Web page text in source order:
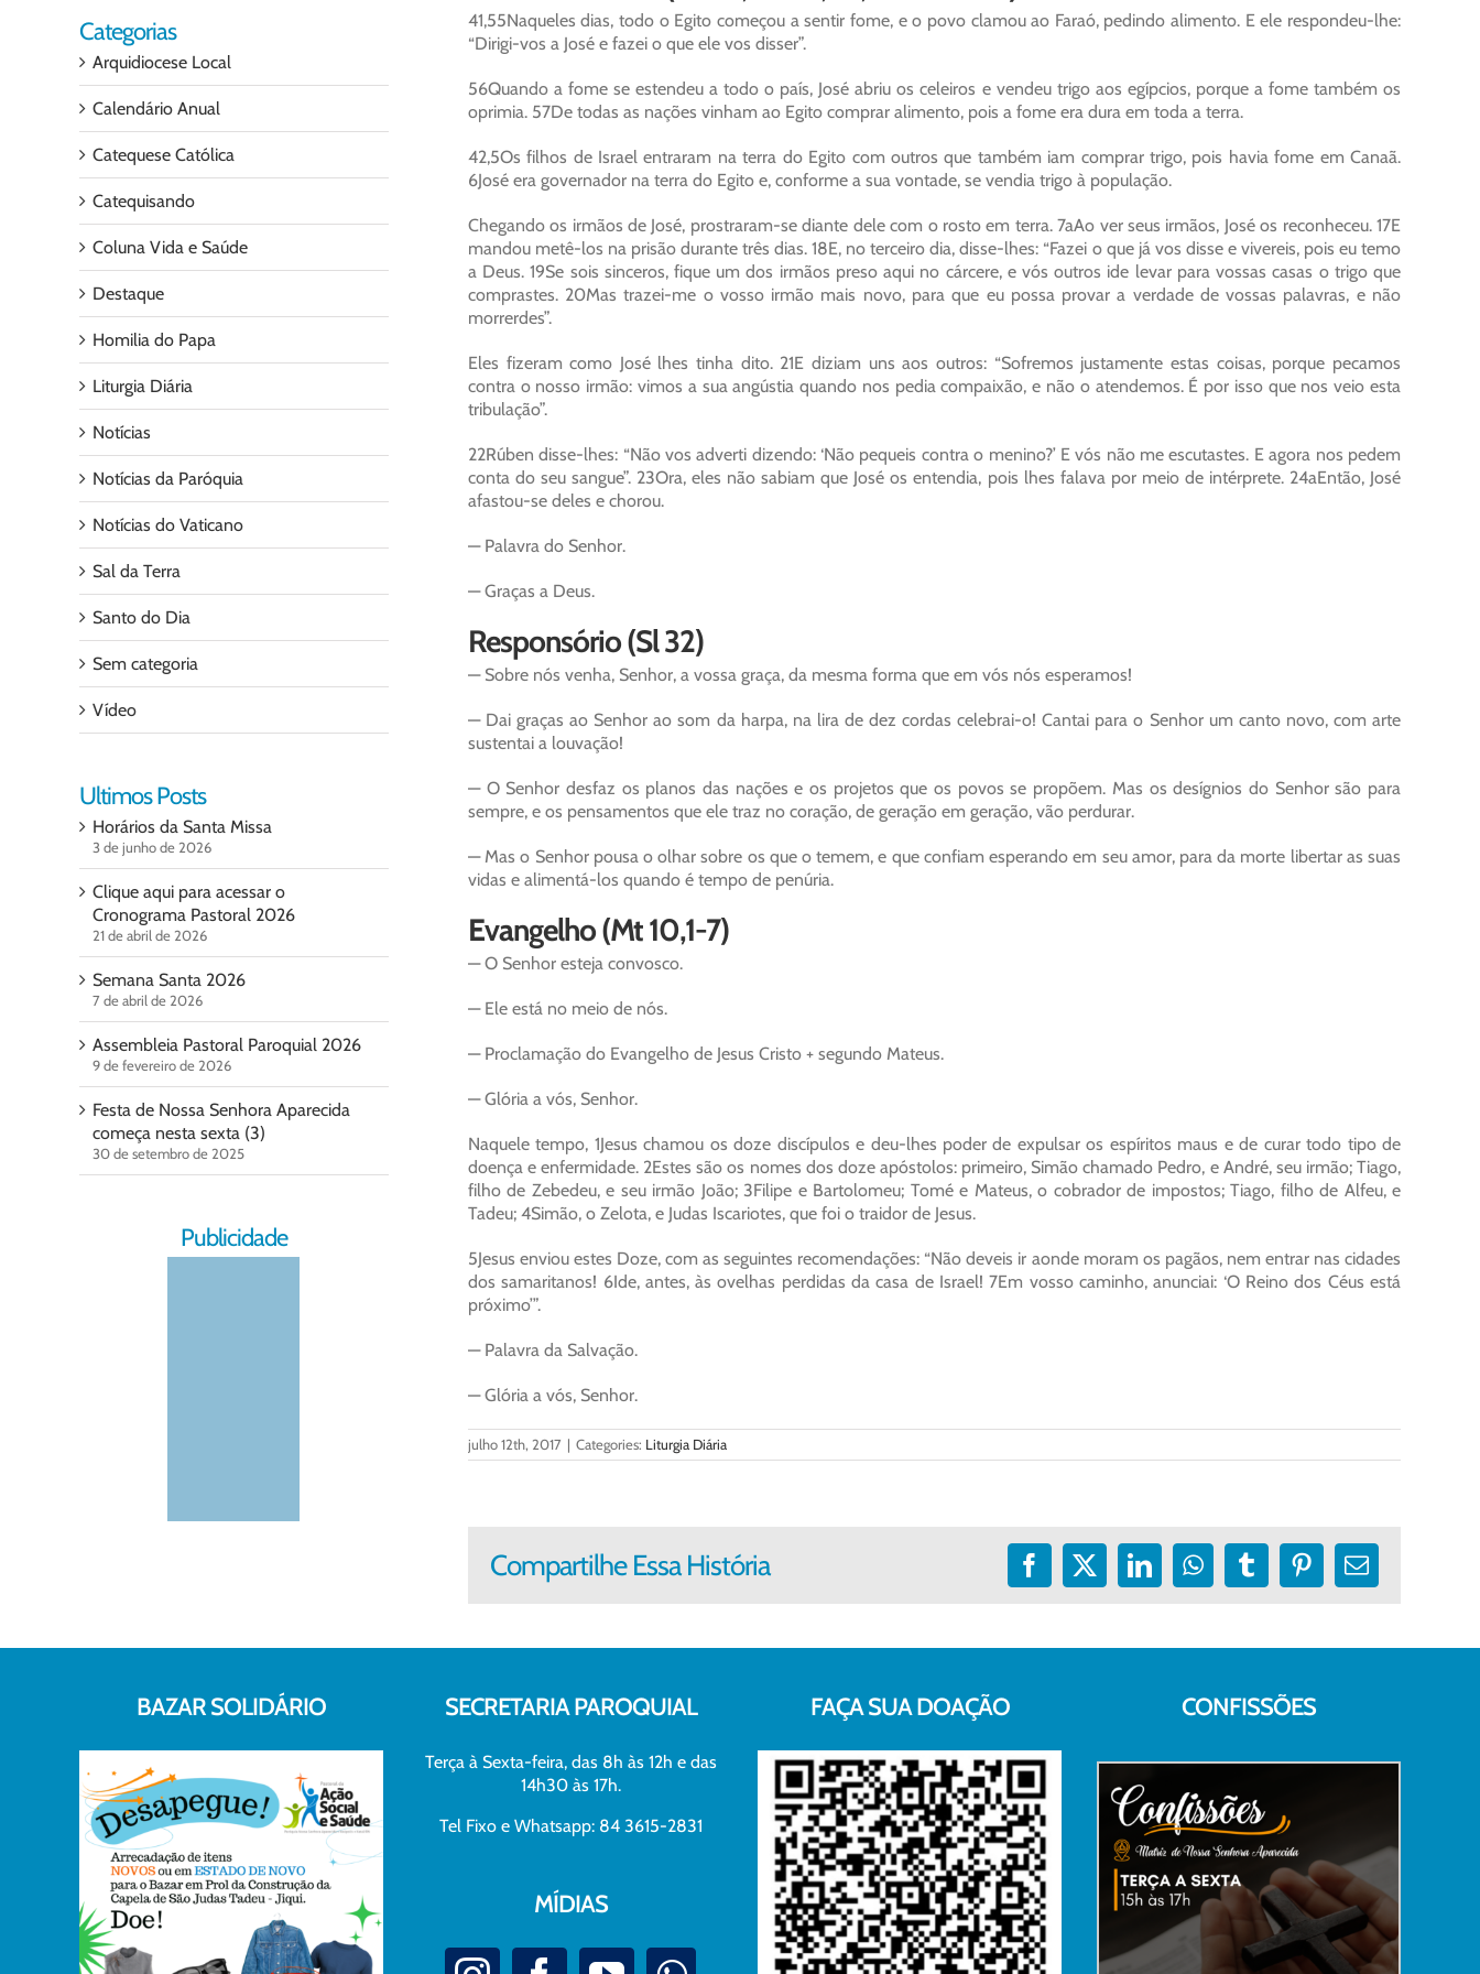
41,55Naqueles dias, todo o Egito começou a sentir fome, e o povo clamou ao Faraó, pedindo alimento. E ele respondeu-lhe:
“Dirigi-vos a José e fazei o que ele vos disser”.
56Quando a fome se estendeu a todo o país, José abriu os celeiros e vendeu trigo aos egípcios, porque a fome também os
oprimia. 57De todas as nações vinham ao Egito comprar alimento, pois a fome era dura em toda a terra.
42,5Os filhos de Israel entraram na terra do Egito com outros que também iam comprar trigo, pois havia fome em Canaã.
6José era governador na terra do Egito e, conforme a sua vontade, se vendia trigo à população.
Chegando os irmãos de José, prostraram-se diante dele com o rosto em terra. 7aAo ver seus irmãos, José os reconheceu. 17E
mandou metê-los na prisão durante três dias. 18E, no terceiro dia, disse-lhes: “Fazei o que já vos disse e vivereis, pois eu temo
a Deus. 19Se sois sinceros, fique um dos irmãos preso aqui no cárcere, e vós outros ide levar para vossas casas o trigo que
comprastes. 20Mas trazei-me o vosso irmão mais novo, para que eu possa provar a verdade de vossas palavras, e não
morrerdes”.
Eles fizeram como José lhes tinha dito. 21E diziam uns aos outros: “Sofremos justamente estas coisas, porque pecamos
contra o nosso irmão: vimos a sua angústia quando nos pedia compaixão, e não o atendemos. É por isso que nos veio esta
tribulação”.
22Rúben disse-lhes: “Não vos adverti dizendo: ‘Não pequeis contra o menino?’ E vós não me escutastes. E agora nos pedem
conta do seu sangue”. 23Ora, eles não sabiam que José os entendia, pois lhes falava por meio de intérprete. 24aEntão, José
afastou-se deles e chorou.
— Palavra do Senhor.
— Graças a Deus.
Responsório (Sl 32)
— Sobre nós venha, Senhor, a vossa graça, da mesma forma que em vós nós esperamos!
— Dai graças ao Senhor ao som da harpa, na lira de dez cordas celebrai-o! Cantai para o Senhor um canto novo, com arte
sustentai a louvação!
— O Senhor desfaz os planos das nações e os projetos que os povos se propõem. Mas os desígnios do Senhor são para
sempre, e os pensamentos que ele traz no coração, de geração em geração, vão perdurar.
— Mas o Senhor pousa o olhar sobre os que o temem, e que confiam esperando em seu amor, para da morte libertar as suas
vidas e alimentá-los quando é tempo de penúria.
Evangelho (Mt 10,1-7)
— O Senhor esteja convosco.
— Ele está no meio de nós.
— Proclamação do Evangelho de Jesus Cristo + segundo Mateus.
— Glória a vós, Senhor.
Naquele tempo, 1Jesus chamou os doze discípulos e deu-lhes poder de expulsar os espíritos maus e de curar todo tipo de
doença e enfermidade. 2Estes são os nomes dos doze apóstolos: primeiro, Simão chamado Pedro, e André, seu irmão; Tiago,
filho de Zebedeu, e seu irmão João; 3Filipe e Bartolomeu; Tomé e Mateus, o cobrador de impostos; Tiago, filho de Alfeu, e
Tadeu; 4Simão, o Zelota, e Judas Iscariotes, que foi o traidor de Jesus.
5Jesus enviou estes Doze, com as seguintes recomendações: “Não deveis ir aonde moram os pagãos, nem entrar nas cidades
dos samaritanos! 6Ide, antes, às ovelhas perdidas da casa de Israel! 7Em vosso caminho, anunciai: ‘O Reino dos Céus está
próximo’”.
— Palavra da Salvação.
— Glória a vós, Senhor.
julho 12th, 2017 | Categories: Liturgia Diária
Compartilhe Essa História Facebook
X LinkedInWhatsApp
TumblrPinterest
E-
Categorias
Arquidiocese Local
Calendário Anual
Catequese Católica
Catequisando
Coluna Vida e Saúde
Destaque
Homilia do Papa
Liturgia Diária
Notícias
Notícias da Paróquia
Notícias do Vaticano
Sal da Terra
Santo do Dia
Sem categoria
Vídeo
Ultimos Posts
Horários da Santa Missa
3 de junho de 2026
Clique aqui para acessar o
Cronograma Pastoral 2026
21 de abril de 2026
Semana Santa 2026
7 de abril de 2026
Assembleia Pastoral Paroquial 2026
9 de fevereiro de 2026
Festa de Nossa Senhora Aparecida
começa nesta sexta (3)
30 de setembro de 2025
Publicidade
BAZAR SOLIDÁRIO SECRETARIA PAROQUIAL
Terça à Sexta-feira, das 8h às 12h e das
14h30 às 17h.
Tel Fixo e Whatsapp: 84 3615-2831
MÍDIAS
FAÇA SUA DOAÇÃO CONFISSÕES